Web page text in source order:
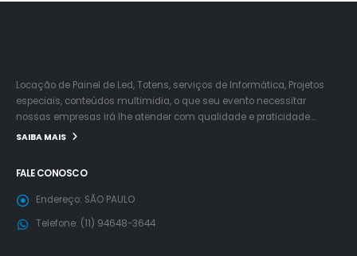
Locação de Painel de Led, Totens, serviços de Informática, Projetos
especiais, conteúdos multimidia, o que seu evento necessitar
nossas empresas irá lhe atender com qualidade e praticidade….
SAIBA MAIS
FALE CONOSCO
Endereço: SÃO PAULO
Telefone: (11) 94648-3644